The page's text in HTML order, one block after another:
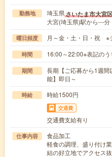
勤務地 埼玉県さいたま市大宮
大宮(埼玉県)駅から---分
曜日頻度 月～金・土・日・祝 ※
時間 16:00～22:00※表記のう
期間
長期【ご応募から1週
能】即日～
時給 時給1500円
交通費
交通費支給有り
仕事内容
食品加工
軽食の調理、盛り付け
結の好立地でアクセス